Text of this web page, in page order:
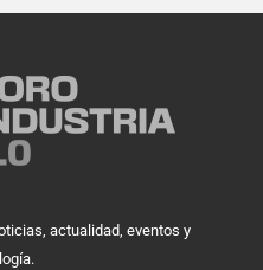
actualidad, eventos y